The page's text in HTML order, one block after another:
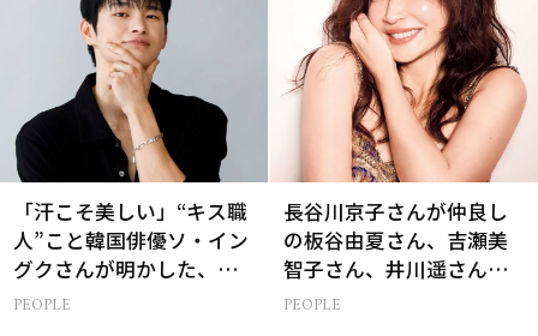
「汗こそ美しい」“キス職
人”こと韓国俳優ソ・イン
グクさんが明かした、惹
かれる人の条件とは
PEOPLE
長谷川京子さんが仲良し
の板谷由夏さん、吉瀬美
智子さん、井川遥さんと
集まる理由は…
PEOPLE